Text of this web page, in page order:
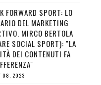
FORWARD SPORT: LO
DEL MARKETING
MIRCO BERTOLA
SOCIAL SPORT): "LA
DEI CONTENUTI FA
08, 2023